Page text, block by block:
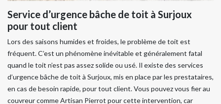
Service d’urgence bâche de toit à Surjoux
pour tout client
Lors des saisons humides et froides, le problème de toit est
fréquent. C’est un phénomène inévitable et généralement fatal
quand le toit n’est pas assez solide ou usé. Il existe des services
d’urgence bâche de toit à Surjoux, mis en place par les prestataires,
en cas de besoin rapide, pour tout client. Vous pouvez vous fier au
couvreur comme Artisan Pierrot pour cette intervention, car